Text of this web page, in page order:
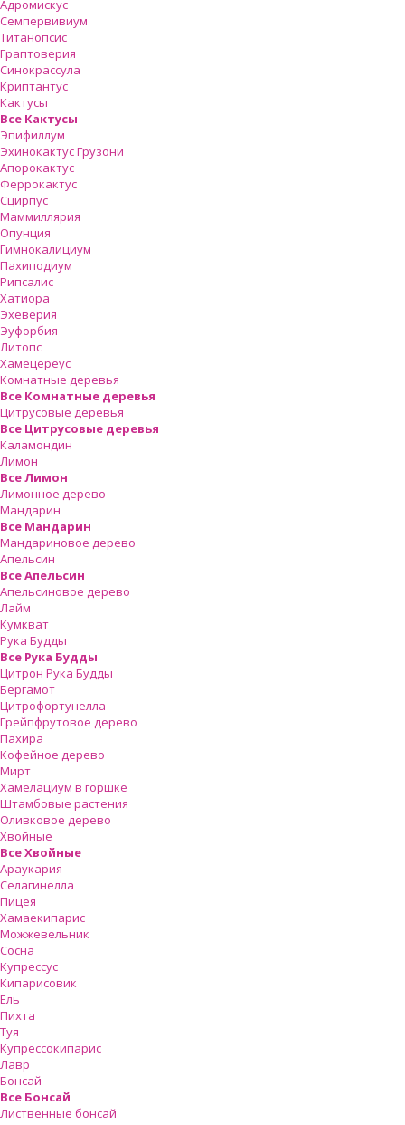
Адромискус
Семпервивиум
Титанопсис
Граптоверия
Синокрассула
Криптантус
Кактусы
Все Кактусы
Эпифиллум
Эхинокактус Грузони
Апорокактус
Феррокактус
Сцирпус
Маммиллярия
Опунция
Гимнокалициум
Пахиподиум
Рипсалис
Хатиора
Эхеверия
Эуфорбия
Литопс
Хамецереус
Комнатные деревья
Все Комнатные деревья
Цитрусовые деревья
Все Цитрусовые деревья
Каламондин
Лимон
Все Лимон
Лимонное дерево
Мандарин
Все Мандарин
Мандариновое дерево
Апельсин
Все Апельсин
Апельсиновое дерево
Лайм
Кумкват
Рука Будды
Все Рука Будды
Цитрон Рука Будды
Бергамот
Цитрофортунелла
Грейпфрутовое дерево
Пахира
Кофейное дерево
Мирт
Хамелациум в горшке
Штамбовые растения
Оливковое дерево
Хвойные
Все Хвойные
Араукария
Селагинелла
Пицея
Хамаекипарис
Можжевельник
Сосна
Купрессус
Кипарисовик
Ель
Пихта
Туя
Купрессокипарис
Лавр
Бонсай
Все Бонсай
Лиственные бонсай